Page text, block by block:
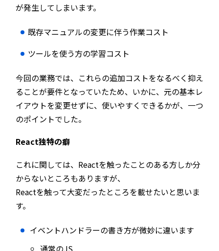
が発生してしまいます。
既存マニュアルの変更に伴う作業コスト
ツールを使う方の学習コスト
今回の業務では、これらの追加コストをなるべく抑え
ることが要件となっていたため、いかに、元の基本レ
イアウトを変更せずに、使いやすくできるかが、一つ
のポイントでした。
React独特の癖
これに関しては、Reactを触ったことのある方しか分
からないところもありますが、
Reactを触って大変だったところを載せたいと思いま
す。
イベントハンドラーの書き方が微妙に違います
通常のJS